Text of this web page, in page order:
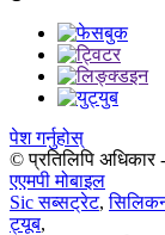
पेश गर्नुहोस्
© प्रतिलिपि
एएमपी मोबाइल
Sic सब्सट्रेट,
ट्यूब,